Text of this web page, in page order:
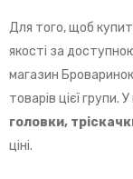
Для того, щоб
якості за
магазин
товарів цієї
головки,
ціні.